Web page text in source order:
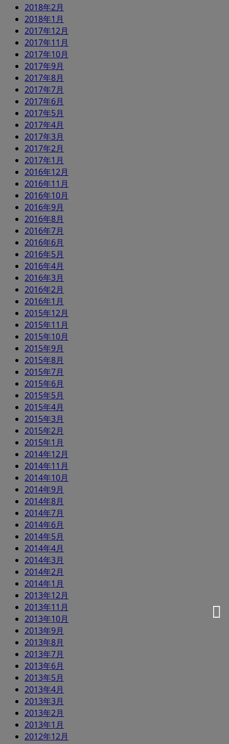
2018年2月
2018年1月
2017年12月
2017年11月
2017年10月
2017年9月
2017年8月
2017年7月
2017年6月
2017年5月
2017年4月
2017年3月
2017年2月
2017年1月
2016年12月
2016年11月
2016年10月
2016年9月
2016年8月
2016年7月
2016年6月
2016年5月
2016年4月
2016年3月
2016年2月
2016年1月
2015年12月
2015年11月
2015年10月
2015年9月
2015年8月
2015年7月
2015年6月
2015年5月
2015年4月
2015年3月
2015年2月
2015年1月
2014年12月
2014年11月
2014年10月
2014年9月
2014年8月
2014年7月
2014年6月
2014年5月
2014年4月
2014年3月
2014年2月
2014年1月
2013年12月
2013年11月
2013年10月
2013年9月
2013年8月
2013年7月
2013年6月
2013年5月
2013年4月
2013年3月
2013年2月
2013年1月
2012年12月